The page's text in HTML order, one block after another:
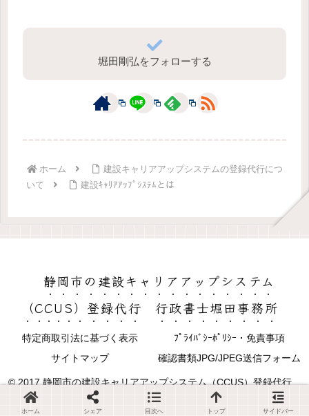
堀田剛弘をフォローする
ホーム
建設キャリアアップシステムの登録代行につ
いて
建設ｷｬﾘｱｱｯﾌﾟｼｽﾃﾑとは
静岡市の建設キャリアアップシステム
（CCUS）登録代行 行政書士堀田事務所
特定商取引法に基づく表示
ﾌﾟﾗｲﾊﾞｼｰﾎﾟﾘｼｰ・免責事項
サイトマップ
確認書類JPG/JPEG送信フォーム
© 2017 静岡市の建設キャリアアップシステム（CCUS）登録代行
行政書士堀田事務所.
ホーム シェア 目次へ トップ サイドバー